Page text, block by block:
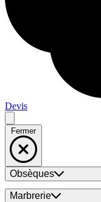
Devis
Fermer
Obsèques
Marbrerie